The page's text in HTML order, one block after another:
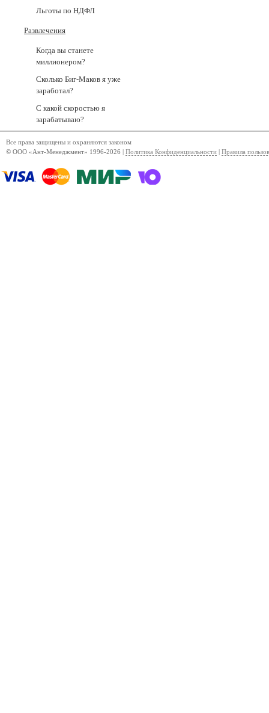
Льготы по НДФЛ
Развлечения
Когда вы станете
миллионером?
Сколько Биг-Маков я уже
заработал?
С какой скоростью я
зарабатываю?
Все права защищены и охраняются законом
© ООО «Ант-Менеджмент» 1996-2026 | Политика Конфиденциальности Правила